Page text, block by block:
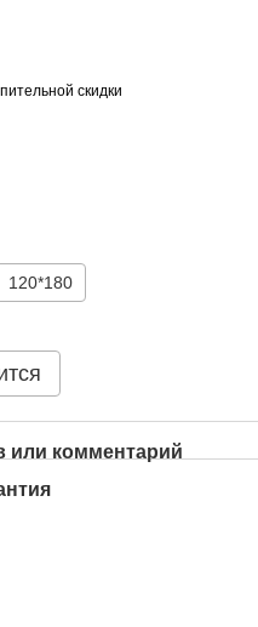
скидки
120*180
или комментарий